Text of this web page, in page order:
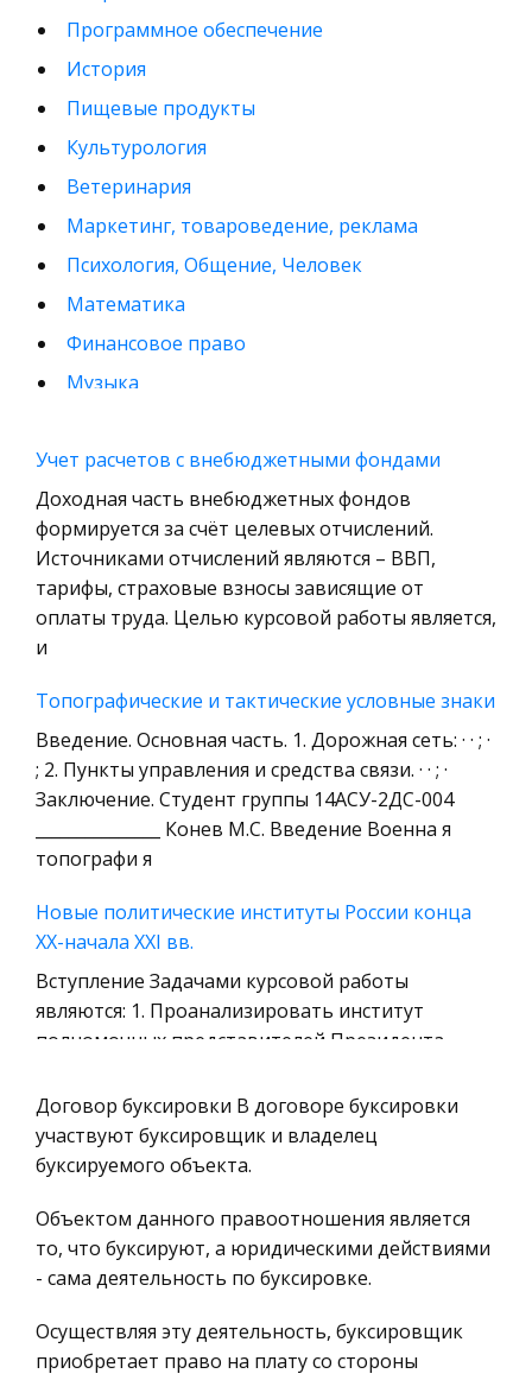
Программное обеспечение
История
Пищевые продукты
Культурология
Ветеринария
Маркетинг, товароведение, реклама
Психология, Общение, Человек
Математика
Финансовое право
Музыка
кредитные отношения
Конституционное (государственное) право
зарубежных стран
Муниципальное право России
Радиоэлектроника
Право
История отечественного государства и
права
Технология
Уголовное право
Охрана природы, Экология,
Военная кафедра
Социология
Страховое право
Экономика и Финансы
Химия
Микроэкономика, экономика предприятия,
предпринимательство
География, Экономическая география
Учет расчетов с внебюджетными фондами
Доходная часть внебюджетных фондов
формируется за счёт целевых отчислений.
Источниками отчислений являются – ВВП,
тарифы, страховые взносы зависящие от
оплаты труда. Целью курсовой работы является,
и
Топографические и тактические условные знаки
Введение. Основная часть. 1. Дорожная сеть: · · ; ·
; 2. Пункты управления и средства связи. · · ; ·
Заключение. Студент группы 14АСУ-2ДС-004
_______________ Конев М.С. Введение Военна я
топографи я
Новые политические институты России конца
XX-начала XXI вв.
Вступление Задачами курсовой работы
являются: 1. Проанализировать институт
полномочных представителей Президента
перспективы функционирования данных
институтов
Технология BlueTooth
4.1 Слабости защиты
bluetooth………………………………………………………………...16
Социология (шпарглаки на экзамен)
Договор буксировки В договоре буксировки
участвуют буксировщик и владелец
буксируемого объекта.
Объектом данного правоотношения является
то, что буксируют, а юридическими действиями
- сама деятельность по буксировке.
Осуществляя эту деятельность, буксировщик
приобретает право на плату со стороны